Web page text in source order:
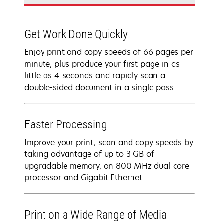
Get Work Done Quickly
Enjoy print and copy speeds of 66 pages per
minute, plus produce your first page in as
little as 4 seconds and rapidly scan a
double-sided document in a single pass.
Faster Processing
Improve your print, scan and copy speeds by
taking advantage of up to 3 GB of
upgradable memory, an 800 MHz dual-core
processor and Gigabit Ethernet.
Print on a Wide Range of Media